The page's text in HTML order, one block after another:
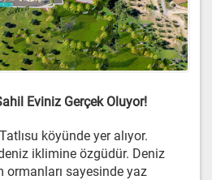
Eviniz Gerçek Oluyor!
köyünde yer alıyor.
iklimine özgüdür. Deniz
ormanları sayesinde yaz